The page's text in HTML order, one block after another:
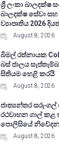
ශ්‍රී ලංකා බාලදක්ෂ
බාලදක්ෂ සේවා
ව්‍යාපෘතිය 2026
August 8, 2026
බිමල් රත්නායක
බස් ජාලය
සිතියම හෙළි කරයි
August 8, 2026
ජාත්‍යන්තර
රථවාහන ගාල් කළ
පොලිසියේ
August 8, 2026